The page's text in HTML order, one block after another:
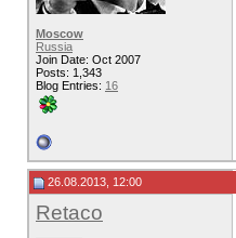
Moscow
Russia
Join Date: Oct 2007
Posts: 1,343
Blog Entries: 16
26.08.2013, 12:00
Retaco